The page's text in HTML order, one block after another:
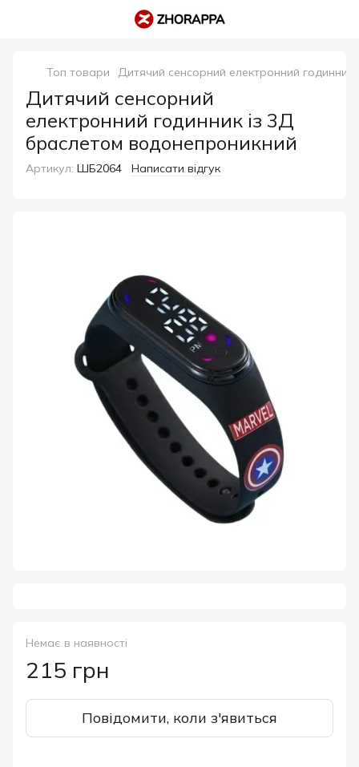
Топ товари Дитячий сенсорний електронний
Дитячий сенсорний
електронний годинник із 3Д
браслетом водонепроникний
Артикул: ШБ2064 Написати відгук
Немає в наявності
215 грн
Повідомити, коли з'явиться